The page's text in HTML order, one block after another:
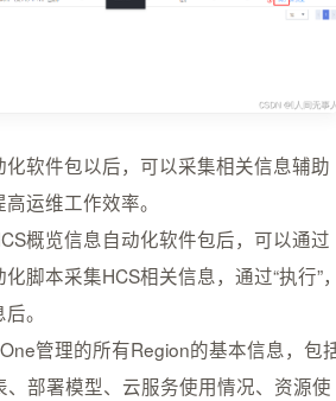
软件包以后，可以采集相关信息辅助
运维工作效率。
概览信息自动化软件包后，可以通过
脚本采集HCS相关信息，通过“执行”
。
管理的所有Region的基本信息，包
、部署模型、云服务使用情况、资源使